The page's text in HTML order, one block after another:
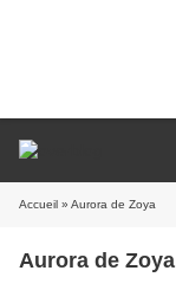
Accueil » Aurora de Zoya
Aurora de Zoya